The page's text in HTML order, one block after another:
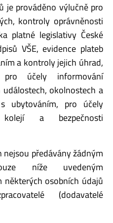
je prováděno výlučně pro
kontroly oprávněnosti
platné legislativy České
VŠE, evidence plateb
a kontroly jejich úhrad,
pro účely informování
okolnostech a
ubytováním, pro účely
kolejí a bezpečnosti
předávány žádným
níže uvedeným
některých osobních údajů
(dodavatelé